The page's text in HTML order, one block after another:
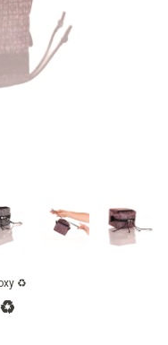
♻️
♻️